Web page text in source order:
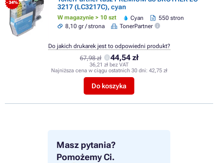
Masz pytania?
Pomożemy Ci.
- 34%
3217 (LC3217C), cyan
W magazynie > 10 szt Cyan
550 stron
8,10 gr / strona
TonerPartner
67,98 zł 44,54 zł
36,21 zł bez VAT
Najniższa cena w ciągu ostatnich 30 dni: 42,75 zł
Do koszyka
Do jakich drukarek jest to odpowiedni produkt?